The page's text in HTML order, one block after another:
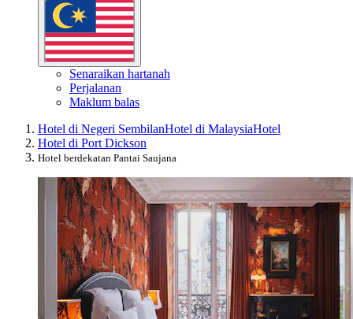
Senaraikan hartanah
Perjalanan
Maklum balas
Hotel di Negeri SembilanHotel di MalaysiaHotel
Hotel di Port Dickson
Hotel berdekatan Pantai Saujana